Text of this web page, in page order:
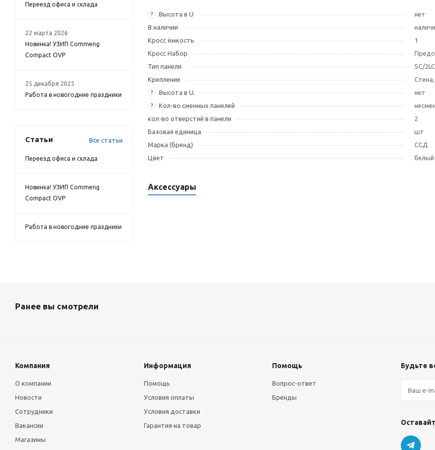
? Высота в U
нет
В наличии
Кросс ёмкость
1
Кросс Набор
Тип панели
SC/2LC
Крепление
? Высота в U. нет
? Кол-во сменных панелей
кол-во отверстий в панели
2
Базовая единица
шт
Марка (бренд)
ССД
Цвет
белый
Аксессуары
Переезд офиса и склада
22 марта 2026
Новинка! УЗИП Commeng
Compact OVP
25 декабря 2025
Работа в новогодние праздники
Статьи Все статьи
Переезд офиса и склада
Новинка! УЗИП Commeng
Compact OVP
Работа в новогодние праздники
Ранее вы смотрели
Компания
О компании
Новости
Сотрудники
Вакансии
Магазины
Информация
Помощь
Условия оплаты
Условия доставки
Гарантия на товар
Помощь
Вопрос-ответ
Бренды
Будьте